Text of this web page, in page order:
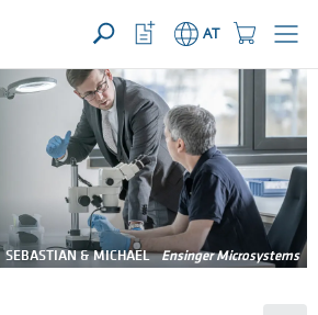
({{productCount}} Produkte)ÖFFNEN
AT
SEBASTIAN & MICHAEL Ensinger Microsystems